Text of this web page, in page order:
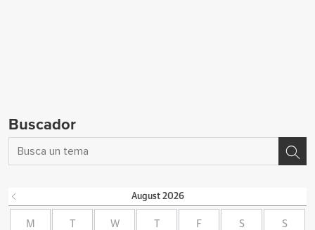
Buscador
August 2026
M W F S S